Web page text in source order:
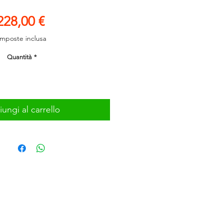
€Prezzo
inclusa
Quantità *
al carrello